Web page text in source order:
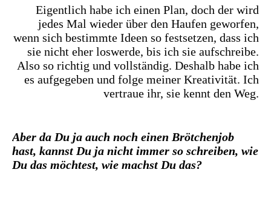
Eigentlich habe ich einen Plan, doch der wird
jedes Mal wieder über den Haufen geworfen,
wenn sich bestimmte Ideen so festsetzen, dass ich
sie nicht eher loswerde, bis ich sie aufschreibe.
Also so richtig und vollständig. Deshalb habe ich
es aufgegeben und folge meiner Kreativität. Ich
vertraue ihr, sie kennt den Weg.
Aber da Du ja auch noch einen Brötchenjob
hast, kannst Du ja nicht immer so schreiben, wie
Du das möchtest, wie machst Du das?